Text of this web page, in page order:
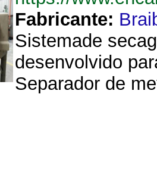
Fabricante:
Sistemade
desenvolvido
Separador de